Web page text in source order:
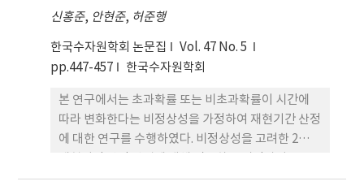
이상의 긴 강우자료를 보유한 64개 지점의 강우자료
를 이용하여 공간상관식을 유도하였다. 지점 간의 합
리적인 비교를 위해 1973년부터 2014까지를 기준기
간, 지점 수, 네트워크 면적 등 3가지 변수를 고려하여
공간상관식을 유도하였다. 유도된 공간상관식을
FORGEX 기법에 적용하여 지역빈도해석을 수행하였
과 비교·분석하였다. 그 결과 우리나라 강우자료를
신홍준, 안현준, 허준행
한국수자원학회 논문집
Vol. 47 No. 5
pp.447-457
한국수자원학회
본 연구에서는 초과확률 또는 비초과확률이 시간에
따라 변화한다는 비정상성을 가정하여 재현기간 산정
에 대한 연구를 수행하였다. 비정상성을 고려한 2가지
Gumbel 모형을 이용한 빈도해석을 수행하여 초과